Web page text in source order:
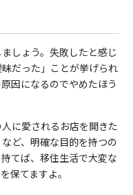
しょう。失敗したと感じ
だった」ことが挙げられ
因になるのでやめたほう
に愛されるお店を開きた
ど、明確な目的を持つの
てば、移住生活で大変な
保てますよ。